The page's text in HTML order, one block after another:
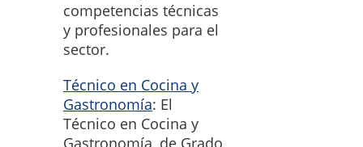
competencias técnicas
y profesionales para el
sector.
Técnico en Cocina y
Gastronomía: El
Técnico en Cocina y